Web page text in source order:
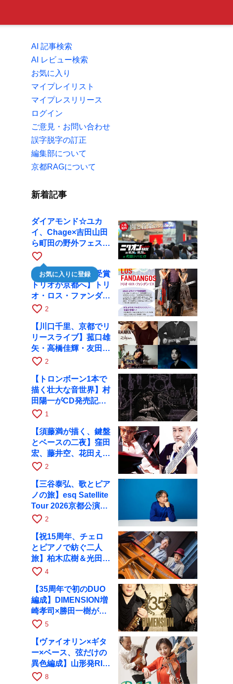
AI 記事検索
AI レビュー検索
お気に入り
マイプレイリスト
マイプレスリリース
ログイン
ご意見・お問い合わせ
誤字脱字の訂正
編集部について
京都RAGについて
新着記事
ダイアモンド☆ユカ
イ、Chage×吉田山田
ら町田の野外フェスに
出演
favorite_border
お気に入りに登録
【日本タンゴ大賞受賞
トリオが京都へ】トリ
オ・ロス・ファンダン
ゴスが10月9日にRAG
favorite_border 2
【川口千里、京都でリ
リースライブ】菰口雄
矢・高橋佳輝・友田ジ
ュンと9月28日にRAG
favorite_border 2
【トロンボーン1本で
描く壮大な音世界】村
田陽一がCD発売記念
ツアーで9月4日に京
favorite_border 1
【須藤満が描く、鍵盤
とベースの二夜】窪田
宏、藤井空、花田えみ
と京都RAGで共演
favorite_border 2
【三谷泰弘、歌とピア
ノの旅】esq Satellite
Tour 2026京都公演を
10月に開催
favorite_border 2
【祝15周年、チェロ
とピアノで紡ぐ二人
旅】柏木広樹＆光田健
一が11月12日に京都
favorite_border 4
【35周年で初のDUO
編成】DIMENSION増
崎孝司×勝田一樹が10
月11日に京都RAGへ
favorite_border 5
【ヴァイオリン×ギタ
ー×ベース、弦だけの
異色編成】山形発RIM
が初全国ツアーで8月
favorite_border 8